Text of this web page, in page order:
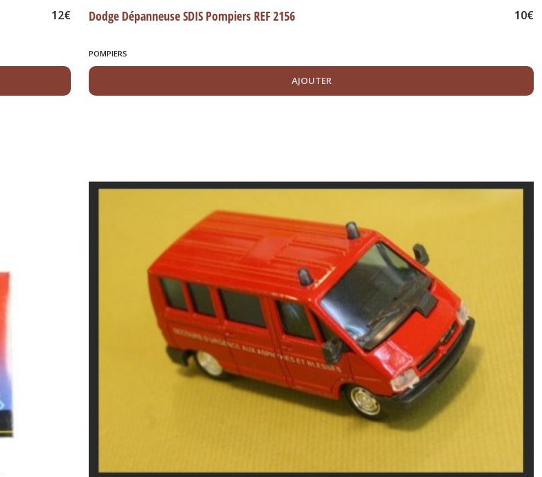
12€ Dodge Dépanneuse SDIS Pompiers REF 2156 10€
POMPIERS
AJOUTER